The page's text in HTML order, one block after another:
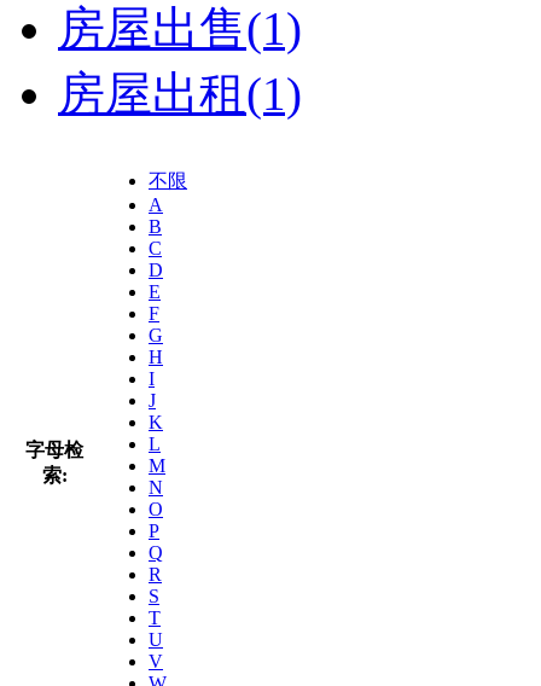
房屋出售(1)
房屋出租(1)
字母检
索:
不限
A
B
C
D
E
F
G
H
I
J
K
L
M
N
O
P
Q
R
S
T
U
V